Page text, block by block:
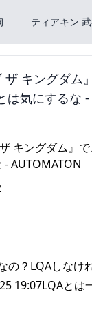
ティアキン
ザ キングダ
は気にするな
の？LQAしなけ
19:07LQAとは